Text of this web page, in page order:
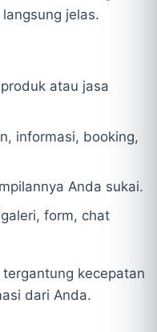
jelas.
atau jasa
informasi, booking,
Anda sukai.
form, chat
kecepatan
dari Anda.